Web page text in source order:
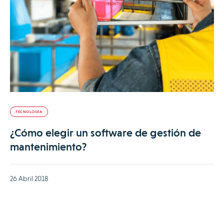
TECNOLOGÍA
¿Cómo elegir un software de gestión de
mantenimiento?
26 Abril 2018